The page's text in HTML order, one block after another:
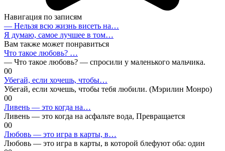
Навигация по записям
— Нельзя всю жизнь висеть на…
Я думаю, самое лучшее в том…
Вам также может понравиться
Что такое любовь? …
— Что такое любовь? — спросили у маленького мальчика.
00
Убегай, если хочешь, чтобы…
Убегай, если хочешь, чтобы тебя любили. (Мэрилин Монро)
00
Ливень — это когда на…
Ливень — это когда на асфальте вода, Превращается
00
Любовь — это игра в карты, в…
Любовь — это игра в карты, в которой блефуют оба: один